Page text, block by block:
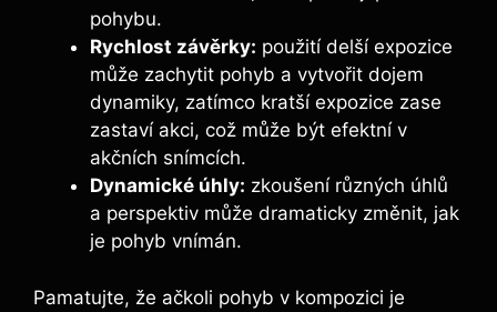
pohybu.
Rychlost závěrky: použití delší expozice
může zachytit pohyb a vytvořit dojem
dynamiky, zatímco kratší expozice zase
zastaví akci, což může být efektní v
akčních snímcích.
Dynamické úhly: zkoušení různých úhlů
a perspektiv může dramaticky změnit, jak
je pohyb vnímán.
Pamatujte, že ačkoli pohyb v kompozici je